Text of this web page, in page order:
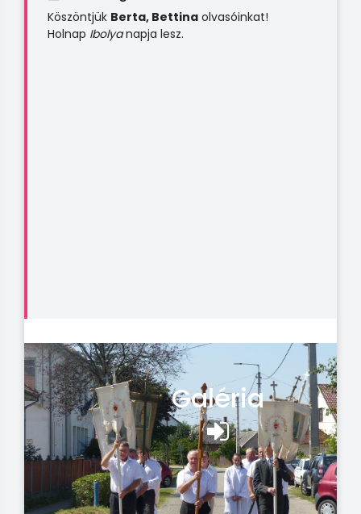
Köszöntjük Berta, Bettina olvasóinkat!
Holnap Ibolyanapja lesz.
Galéria